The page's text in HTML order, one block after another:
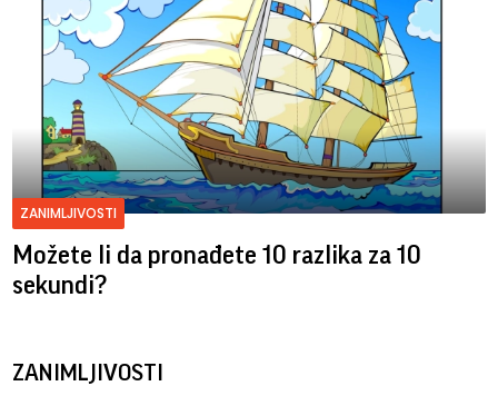
ZANIMLJIVOSTI
Možete li da pronađete 10 razlika za 10
sekundi?
ZANIMLJIVOSTI